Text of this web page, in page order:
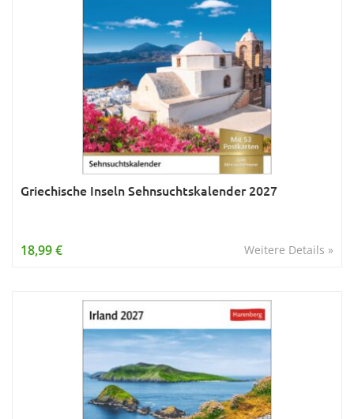
Griechische Inseln Sehnsuchtskalender 2027
Weitere Details »
18,99 €